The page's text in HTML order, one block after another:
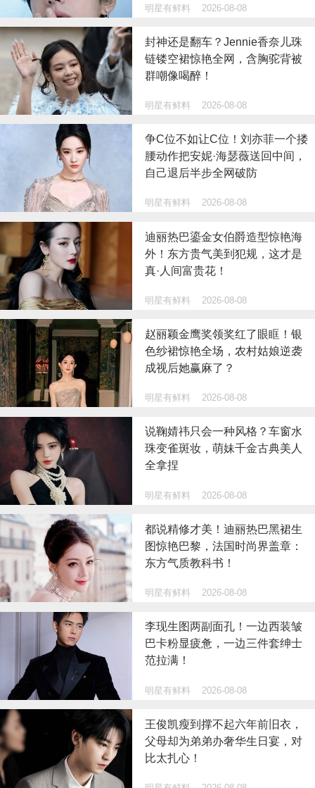
明星有鲜料 2026-08-08
封神还是翻车？Jennie香奈儿珠
链镂空裙惊艳全网，含胸驼背被
群嘲像喝醉！
明星有鲜料 2026-08-08
争C位不如让C位！刘亦菲一个搂
腰动作把安妮·海瑟薇送回中间，
自己退后半步全网破防
明星有鲜料 2026-08-08
迪丽热巴鎏金女伯爵造型惊艳海
外！东方贵气美到犯规，这才是
真·人间富贵花！
明星有鲜料 2026-08-08
赵丽颖金鹰奖领奖红了眼眶！银
色纱裙惊艳全场，农村姑娘逆袭
成视后她赢麻了？
明星有鲜料 2026-08-08
说鞠婧祎只会一种风格？车窗水
珠变雀斑妆，萌妹千金古典美人
全拿捏
明星有鲜料 2026-08-08
都说精修才美！迪丽热巴黑裙生
图惊艳巴黎，法国时尚界盖章：
东方气质教科书！
明星有鲜料 2026-08-08
李现生图两副面孔！一边西装皱
巴卡粉显疲惫，一边三件套绅士
范拉满！
明星有鲜料 2026-08-08
王俊凯瘦到撑不起六年前旧衣，
父母却为弟弟办奢华生日宴，对
比太扎心！